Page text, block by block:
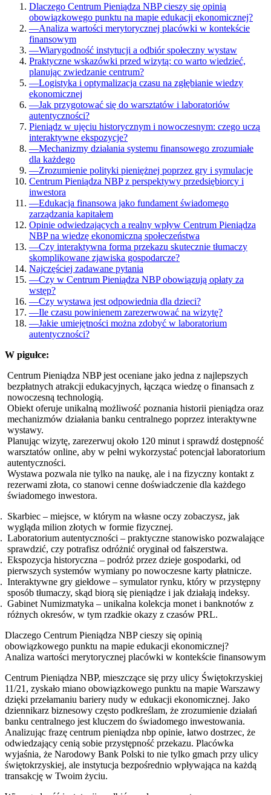
Dlaczego Centrum Pieniądza NBP cieszy się opinią
obowiązkowego punktu na mapie edukacji ekonomicznej?
—Analiza wartości merytorycznej placówki w kontekście
finansowym
—Wiarygodność instytucji a odbiór społeczny wystaw
Praktyczne wskazówki przed wizytą: co warto wiedzieć,
planując zwiedzanie centrum?
—Logistyka i optymalizacja czasu na zgłębianie wiedzy
ekonomicznej
—Jak przygotować się do warsztatów i laboratoriów
autentyczności?
Pieniądz w ujęciu historycznym i nowoczesnym: czego uczą
interaktywne ekspozycje?
—Mechanizmy działania systemu finansowego zrozumiałe
dla każdego
—Zrozumienie polityki pieniężnej poprzez gry i symulacje
Centrum Pieniądza NBP z perspektywy przedsiębiorcy i
inwestora
—Edukacja finansowa jako fundament świadomego
zarządzania kapitałem
Opinie odwiedzających a realny wpływ Centrum Pieniądza
NBP na wiedzę ekonomiczną społeczeństwa
—Czy interaktywna forma przekazu skutecznie tłumaczy
skomplikowane zjawiska gospodarcze?
Najczęściej zadawane pytania
—Czy w Centrum Pieniądza NBP obowiązują opłaty za
wstęp?
—Czy wystawa jest odpowiednia dla dzieci?
—Ile czasu powinienem zarezerwować na wizytę?
—Jakie umiejętności można zdobyć w laboratorium
autentyczności?
W pigułce:
Centrum Pieniądza NBP jest oceniane jako jedna z najlepszych
bezpłatnych atrakcji edukacyjnych, łącząca wiedzę o finansach z
nowoczesną technologią.
Obiekt oferuje unikalną możliwość poznania historii pieniądza oraz
mechanizmów działania banku centralnego poprzez interaktywne
wystawy.
Planując wizytę, zarezerwuj około 120 minut i sprawdź dostępność
warsztatów online, aby w pełni wykorzystać potencjał laboratorium
autentyczności.
Wystawa pozwala nie tylko na naukę, ale i na fizyczny kontakt z
rezerwami złota, co stanowi cenne doświadczenie dla każdego
świadomego inwestora.
Skarbiec – miejsce, w którym na własne oczy zobaczysz, jak
wygląda milion złotych w formie fizycznej.
Laboratorium autentyczności – praktyczne stanowisko pozwalające
sprawdzić, czy potrafisz odróżnić oryginał od fałszerstwa.
Ekspozycja historyczna – podróż przez dzieje gospodarki, od
pierwszych systemów wymiany po nowoczesne karty płatnicze.
Interaktywne gry giełdowe – symulator rynku, który w przystępny
sposób tłumaczy, skąd biorą się pieniądze i jak działają indeksy.
Gabinet Numizmatyka – unikalna kolekcja monet i banknotów z
różnych okresów, w tym rzadkie okazy z czasów PRL.
Dlaczego Centrum Pieniądza NBP cieszy się opinią
obowiązkowego punktu na mapie edukacji ekonomicznej?
Analiza wartości merytorycznej placówki w kontekście finansowym
Centrum Pieniądza NBP, mieszczące się przy ulicy Świętokrzyskiej
11/21, zyskało miano obowiązkowego punktu na mapie Warszawy
dzięki przełamaniu bariery nudy w edukacji ekonomicznej. Jako
dziennikarz biznesowy często podkreślam, że zrozumienie działań
banku centralnego jest kluczem do świadomego inwestowania.
Analizując frazę centrum pieniądza nbp opinie, łatwo dostrzec, że
odwiedzający cenią sobie przystępność przekazu. Placówka
wyjaśnia, że Narodowy Bank Polski to nie tylko gmach przy ulicy
świętokrzyskiej, ale instytucja bezpośrednio wpływająca na każdą
transakcję w Twoim życiu.